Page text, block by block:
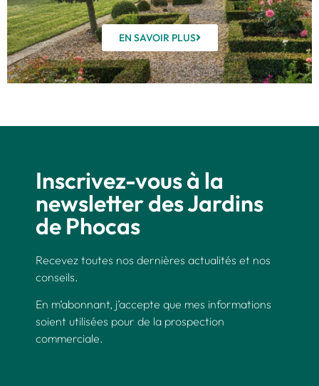
EN SAVOIR PLUS
Inscrivez-vous à la
newsletter des Jardins
de Phocas
Recevez toutes nos dernières actualités et nos
conseils.
En m’abonnant, j’accepte que mes informations
soient utilisées pour de la prospection
commerciale.